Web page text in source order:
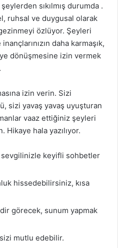
sıkılmış durumda .
ruhsal ve duygusal olarak
özlüyor. Şeyleri
daha karmaşık,
dönüşmesine izin vermek
izin verin. Sizi
sizi yavaş yavaş uyuşturan
vaaz ettiğiniz şeyleri
Hikaye hala yazılıyor.
keyifli sohbetler
hissedebilirsiniz, kısa
görecek, sunum yapmak
mutlu edebilir.